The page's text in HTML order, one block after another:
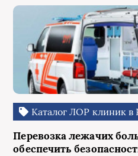
Каталог ЛОР клиник в
Перевозка лежачих
обеспечить